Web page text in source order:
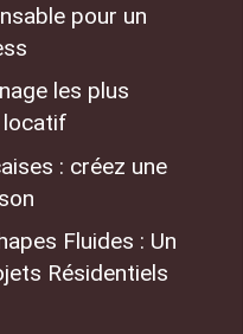
pour un
les plus
locatif
: créez une
Fluides : Un
Résidentiels